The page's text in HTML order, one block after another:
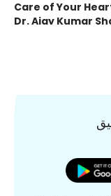
Care of Your
Dr. Ajay Kumar